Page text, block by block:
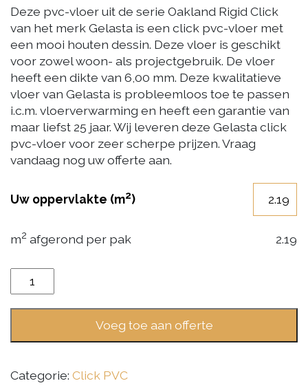
Deze pvc-vloer uit de serie Oakland Rigid Click
van het merk Gelasta is een click pvc-vloer met
een mooi houten dessin. Deze vloer is geschikt
voor zowel woon- als projectgebruik. De vloer
heeft een dikte van 6,00 mm. Deze kwalitatieve
vloer van Gelasta is probleemloos toe te passen
i.c.m. vloerverwarming en heeft een garantie van
maar liefst 25 jaar. Wij leveren deze Gelasta click
pvc-vloer voor zeer scherpe prijzen. Vraag
vandaag nog uw offerte aan.
Uw oppervlakte (m2)
m2 afgerond per pak 2.19
Gelasta
Oakland
Rigid
aantal
Voeg toe aan offerte
Categorie: Click PVC